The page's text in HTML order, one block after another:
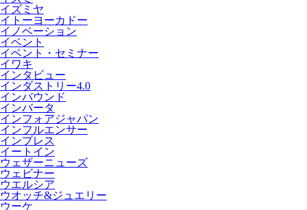
イズミヤ
イトーヨーカドー
イノベーション
イベント
イベント・セミナー
イワキ
インタビュー
インダストリー4.0
インバウンド
インバータ
インフォアジャパン
インフルエンサー
インプレス
イートイン
ウェザーニューズ
ウェビナー
ウエルシア
ウオッチ&ジュエリー
ウーケ